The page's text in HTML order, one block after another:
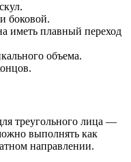
боковой.
иметь плавный переход
объема.
треугольного лица —
выполнять как
направлении.